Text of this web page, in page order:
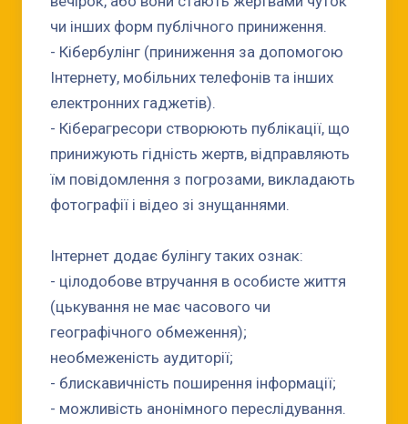
чи інших форм публічного приниження.
- Кібербулінг (приниження за допомогою
Інтернету, мобільних телефонів та інших
електронних гаджетів).
- Кіберагресори створюють публікації, що
принижують гідність жертв, відправляють
їм повідомлення з погрозами, викладають
фотографії і відео зі знущаннями.
Інтернет додає булінгу таких ознак:
- цілодобове втручання в особисте життя
(цькування не має часового чи
географічного обмеження);
необмеженість аудиторії;
- блискавичність поширення інформації;
- можливість анонімного переслідування.